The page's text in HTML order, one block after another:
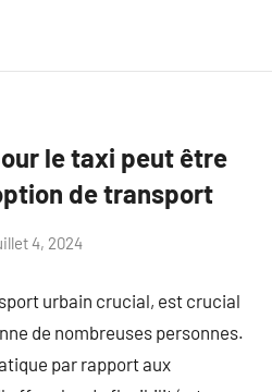
le taxi peut être
de transport
4, 2024
urbain crucial, est crucial
de nombreuses personnes.
par rapport aux